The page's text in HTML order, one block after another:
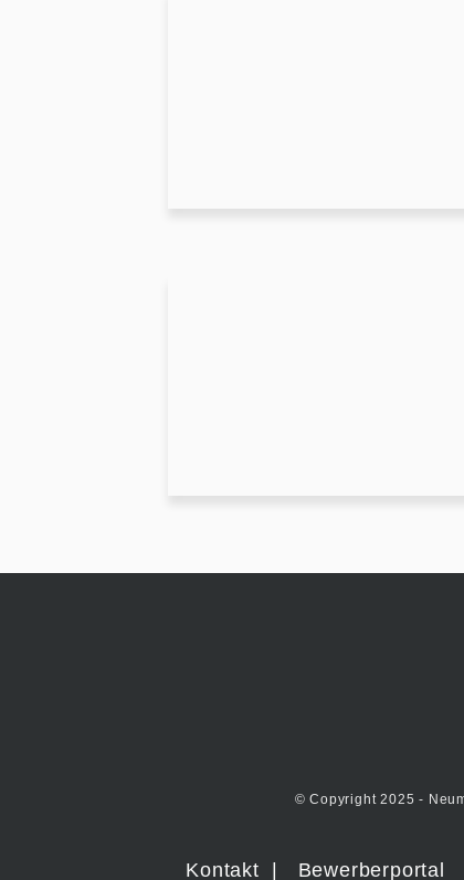
© Copyright 2025 -
Kontakt Bewerberportal